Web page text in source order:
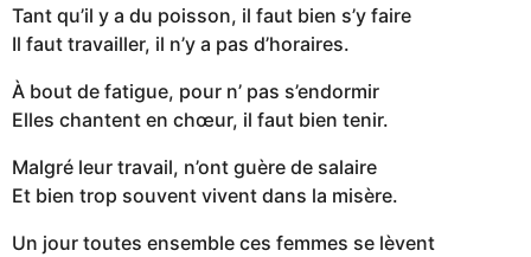
Tant qu’il y a du poisson, il faut bien s’y faire
Il faut travailler, il n’y a pas d’horaires.
À bout de fatigue, pour n’ pas s’endormir
Elles chantent en chœur, il faut bien tenir.
Malgré leur travail, n’ont guère de salaire
Et bien trop souvent vivent dans la misère.
Un jour toutes ensemble ces femmes se lèvent